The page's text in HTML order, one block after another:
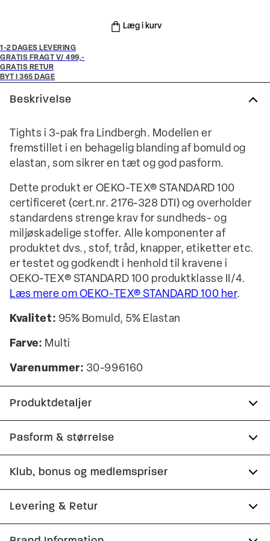
Læg i kurv
1-2 DAGES LEVERING
GRATIS FRAGT V/ 499,-
GRATIS RETUR
BYT I 365 DAGE
Beskrivelse
Tights i 3-pak fra Lindbergh. Modellen er
fremstillet i en behagelig blanding af bomuld og
elastan, som sikrer en tæt og god pasform.
Dette produkt er OEKO-TEX® STANDARD 100
certificeret (cert.nr. 2176-328 DTI) og overholder
standardens strenge krav for sundheds- og
miljøskadelige stoffer. Alle komponenter af
produktet dvs., stof, tråd, knapper, etiketter etc.
er testet og godkendt i henhold til kravene i
OEKO-TEX® STANDARD 100 produktklasse II/4.
Læs mere om OEKO-TEX® STANDARD 100 her.
Kvalitet: 95% Bomuld, 5% Elastan
Farve: Multi
Varenummer: 30-996160
Produktdetaljer
Underbukserne kommer i en 3-pak.
Med stretch for ekstra komfort.
Certificeret med OEKO-TEX® STANDARD 100.
Pasform & størrelse
Klub, bonus og medlemspriser
Tilmeld dig Club Wagner helt gratis.
Levering & Retur